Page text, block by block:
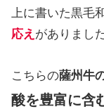
上に書いた黒毛
応え がありました
こちらの薩州牛
酸を豊富に含